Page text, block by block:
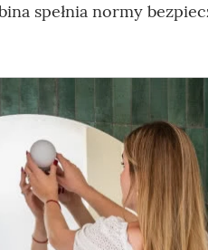
spełnia normy